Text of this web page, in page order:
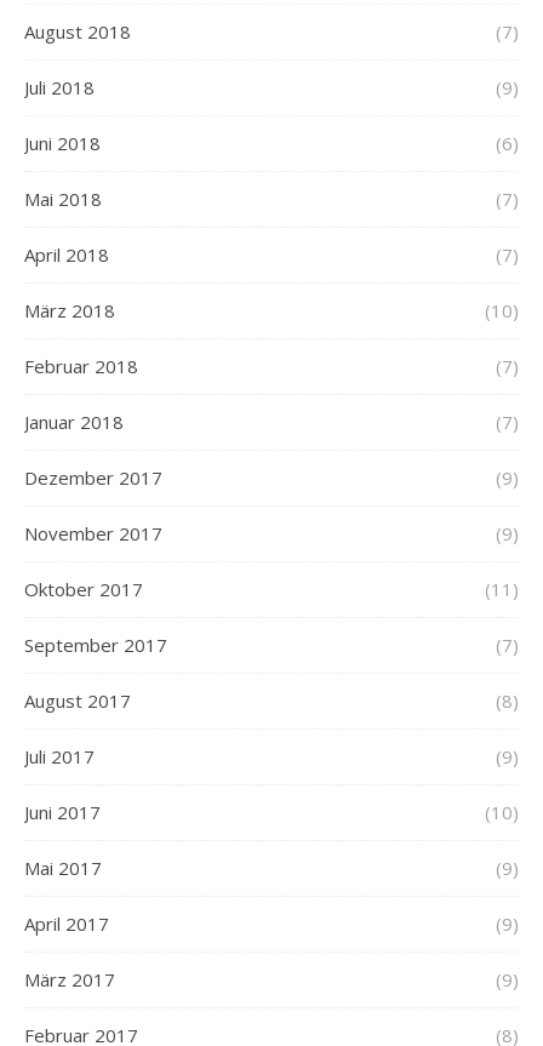
August 2018 (7)
Juli 2018 (9)
Juni 2018 (6)
Mai 2018 (7)
April 2018 (7)
März 2018 (10)
Februar 2018 (7)
Januar 2018 (7)
Dezember 2017 (9)
November 2017 (9)
Oktober 2017 (11)
September 2017 (7)
August 2017 (8)
Juli 2017 (9)
Juni 2017 (10)
Mai 2017 (9)
April 2017 (9)
März 2017 (9)
Februar 2017 (8)